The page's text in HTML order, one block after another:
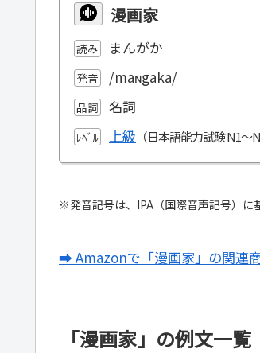
漫画家
読み まんがか
発音 /maɴgaka/
品詞 名詞
ﾚﾍﾞﾙ 上級
※発音記号は、IPA（国際音声記号）に
➡ Amazonで「漫画家」の関連
「漫画家」の例文一覧